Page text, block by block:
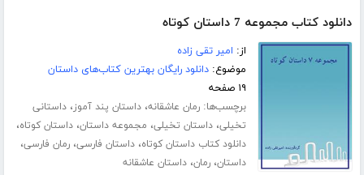
دانلود کتاب مجموعه 7 داستان کوتاه
از: امیر تقی زاده
موضوع:دانلود رایگان بهترین کتاب‌های داستان
۱۹ صفحه
برچسب‌ها:رمان عاشقانه،داستان پند آموز،داستانی
تخیلی،داستان تخیلی، مجموعه داستان،داستان کوتاه،
دانلود کتاب داستان کوتاه،داستان فارسی،رمان فارسی،
داستان،رمان،داستان عاشقانه